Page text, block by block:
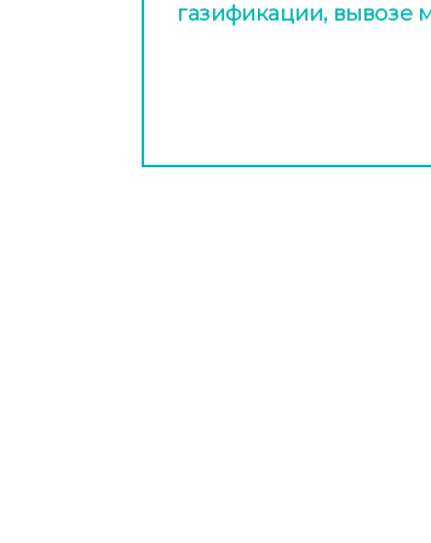
газификации, вывозе